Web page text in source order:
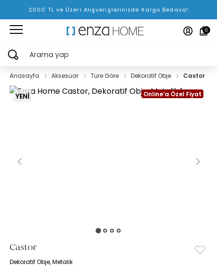
2000 TL ve Üzeri Alışverişlerinizde Kargo Bedava!
0
Arama yap
Anasayfa Aksesuar Türe Göre Dekoratif Obje Castor
YENİ Online’a Özel Fiyat
Castor
Dekoratif Obje, Metalik